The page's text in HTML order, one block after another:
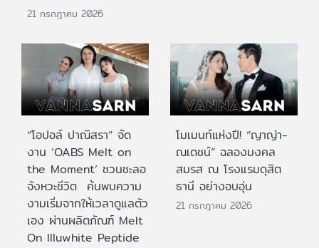
21 กรกฎาคม 2026
“โอปอล์ ปาณิสรา” จัด
งาน ‘OABS Melt on
the Moment’ ชวนชะลอ
จังหวะชีวิต ค้นพบความ
งามเริ่มจากให้เวลาดูแลตัว
เอง ผ่านผลิตภัณฑ์ Melt
On Illuwhite Peptide
โมเมนท์แห่งปี! “ญาญ่า-
ณเดชน์” ฉลองมงคล
สมรส ณ โรงแรมดุสิต
ธานี อย่างอบอุ่น
21 กรกฎาคม 2026